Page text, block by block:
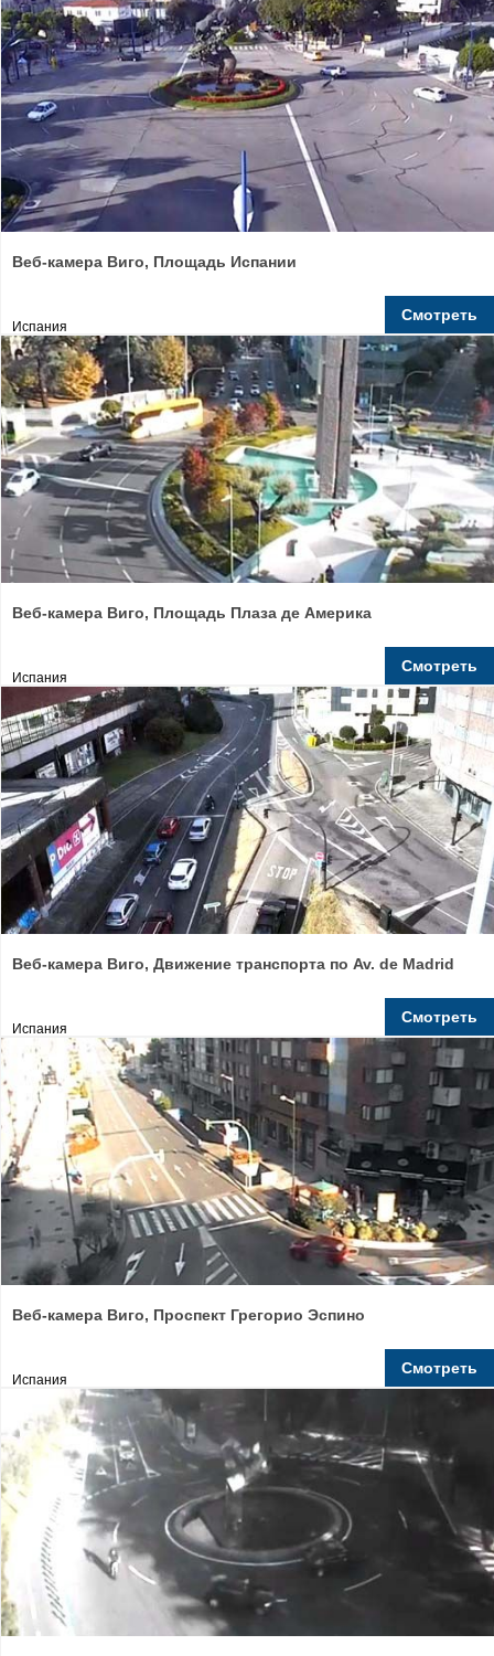
Веб-камера Виго, Площадь Испании
Испания
Смотреть
Веб-камера Виго, Площадь Плаза де Америка
Испания
Смотреть
Веб-камера Виго, Движение транспорта по Av. de Madrid
Испания
Смотреть
Веб-камера Виго, Проспект Грегорио Эспино
Испания
Смотреть